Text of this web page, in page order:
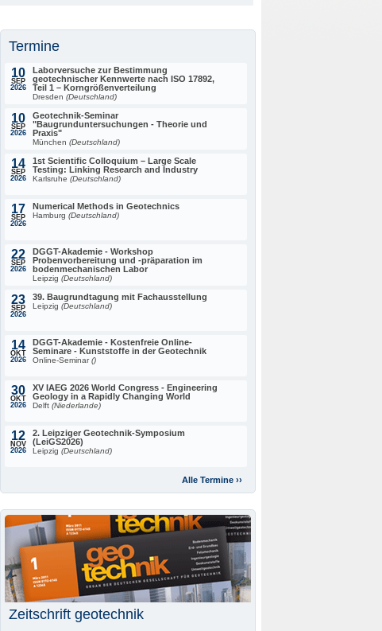
Termine
10
SEP
2026
Laborversuche zur Bestimmung
geotechnischer Kennwerte nach ISO 17892,
Teil 1 – Korngrößenverteilung
Dresden (Deutschland)
10
SEP
2026
Geotechnik-Seminar
"Baugrunduntersuchungen - Theorie und
Praxis"
München (Deutschland)
14
SEP
2026
1st Scientific Colloquium – Large Scale
Testing: Linking Research and Industry
Karlsruhe (Deutschland)
17
SEP
2026
Numerical Methods in Geotechnics
Hamburg (Deutschland)
22
SEP
2026
DGGT-Akademie - Workshop
Probenvorbereitung und -präparation im
bodenmechanischen Labor
Leipzig (Deutschland)
23
SEP
2026
39. Baugrundtagung mit Fachausstellung
Leipzig (Deutschland)
14
OKT
2026
DGGT-Akademie - Kostenfreie Online-
Seminare - Kunststoffe in der Geotechnik
Online-Seminar()
30
OKT
2026
XV IAEG 2026 World Congress - Engineering
Geology in a Rapidly Changing World
Delft (Niederlande)
12
NOV
2026
2. Leipziger Geotechnik-Symposium
(LeiGS2026)
Leipzig (Deutschland)
Alle Termine ››
Zeitschrift geotechnik